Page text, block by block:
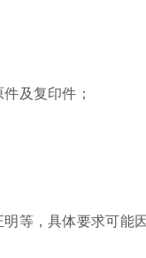
及复印件；
等，具体要求可能